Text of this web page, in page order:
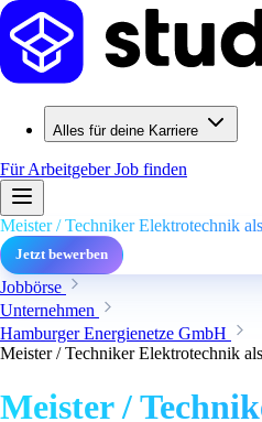
Alles für deine Karriere
Für ArbeitgeberJob finden
Meister / Techniker Elektrotechnik
Jetzt bewerben
Jobbörse
Unternehmen
Hamburger Energienetze GmbH
Meister / Techniker Elektrotechnik
Meister /